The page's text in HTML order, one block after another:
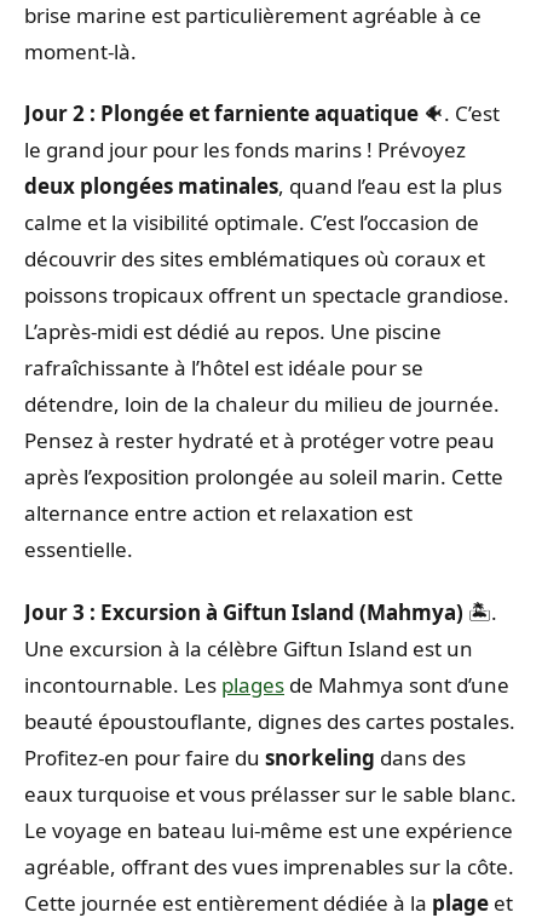
brise marine est particulièrement agréable à ce
moment-là.
Jour 2 : Plongée et farniente aquatique 🐠. C’est
le grand jour pour les fonds marins ! Prévoyez
deux plongées matinales, quand l’eau est la plus
calme et la visibilité optimale. C’est l’occasion de
découvrir des sites emblématiques où coraux et
poissons tropicaux offrent un spectacle grandiose.
L’après-midi est dédié au repos. Une piscine
rafraîchissante à l’hôtel est idéale pour se
détendre, loin de la chaleur du milieu de journée.
Pensez à rester hydraté et à protéger votre peau
après l’exposition prolongée au soleil marin. Cette
alternance entre action et relaxation est
essentielle.
Jour 3 : Excursion à Giftun Island (Mahmya) 🏝️.
Une excursion à la célèbre Giftun Island est un
incontournable. Les plages de Mahmya sont d’une
beauté époustouflante, dignes des cartes postales.
Profitez-en pour faire du snorkeling dans des
eaux turquoise et vous prélasser sur le sable blanc.
Le voyage en bateau lui-même est une expérience
agréable, offrant des vues imprenables sur la côte.
Cette journée est entièrement dédiée à la plage et